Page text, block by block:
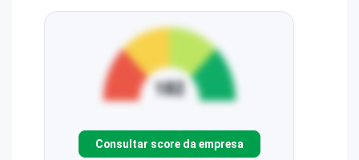
Consultar score da empresa